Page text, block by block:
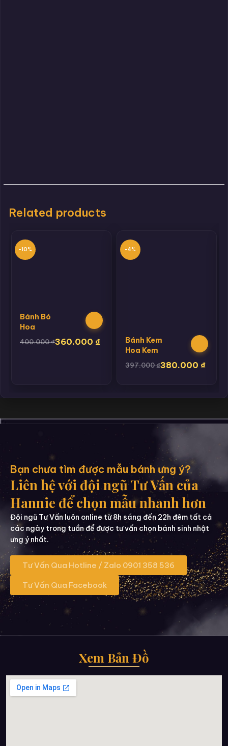
Related products
-10%
Bánh Bó
Hoa
400.000₫360.000 ₫
-4%
Bánh Kem
Hoa Kem
397.000₫380.000 ₫
Bạn chưa tìm được mẫu bánh ưng ý?
Liên hệ với đội ngũ Tư Vấn của
Hannie để chọn mẫu nhanh hơn
Đội ngũ Tư Vấn luôn online từ 8h sáng đến 22h đêm tất cả
các ngày trong tuần để được tư vấn chọn bánh sinh nhật
ưng ý nhất.
Tư Vấn Qua Hotline / Zalo 0901 358 536
Tư Vấn Qua Facebook
Xem Bản Đồ